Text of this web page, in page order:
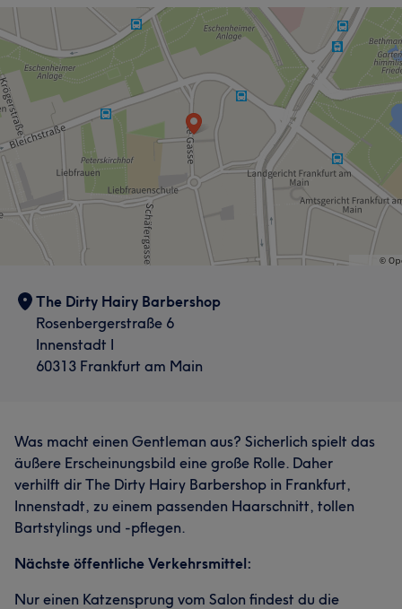
The Dirty Hairy Barbershop
Rosenbergerstraße 6
Innenstadt I
60313 Frankfurt am Main
Was macht einen Gentleman aus? Sicherlich spielt das
äußere Erscheinungsbild eine große Rolle. Daher
verhilft dir The Dirty Hairy Barbershop in Frankfurt,
Innenstadt, zu einem passenden Haarschnitt, tollen
Bartstylings und -pflegen.
Nächste öffentliche Verkehrsmittel:
Nur einen Katzensprung vom Salon findest du die